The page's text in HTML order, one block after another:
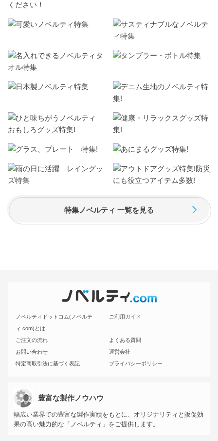
ください！
特集ノベルティ 一覧を見る
ノベルティドットコム(ノベルテ
ィ.com)とは
ご利用ガイド
ご注文の流れ
よくある質問
お問い合わせ
運営会社
特定商取引法に基づく表記
プライバシーポリシー
豊富な製作ノウハウ
幅広い業界での豊富な製作実績をもとに、オリジナリティと販促効
果の高い魅力的な「ノベルティ」をご提供します。